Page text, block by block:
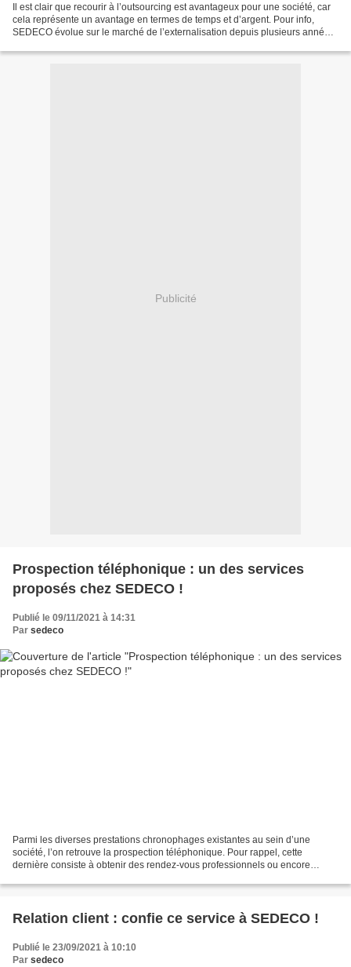
Il est clair que recourir à l’outsourcing est avantageux pour une société, car
cela représente un avantage en termes de temps et d’argent. Pour info,
SEDECO évolue sur le marché de l’externalisation depuis plusieurs années
Publicité
Prospection téléphonique : un des services
proposés chez SEDECO !
Publié le 09/11/2021 à 14:31
Par sedeco
Parmi les diverses prestations chronophages existantes au sein d’une
société, l’on retrouve la prospection téléphonique. Pour rappel, cette
dernière consiste à obtenir des rendez-vous professionnels ou encore
Relation client : confie ce service à SEDECO !
Publié le 23/09/2021 à 10:10
Par sedeco